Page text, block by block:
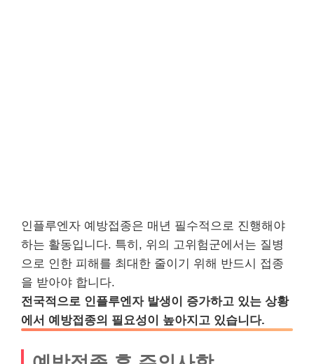
인플루엔자 예방접종은 매년 필수적으로 진행해야
하는 활동입니다. 특히, 위의 고위험군에서는 질병
으로 인한 피해를 최대한 줄이기 위해 반드시 접종
을 받아야 합니다.
전국적으로 인플루엔자 발생이 증가하고 있는 상황
에서 예방접종의 필요성이 높아지고 있습니다.